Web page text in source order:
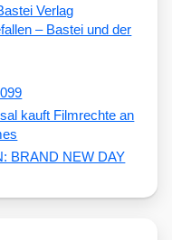
– Bastei und der
kauft Filmrechte an
BRAND NEW DAY